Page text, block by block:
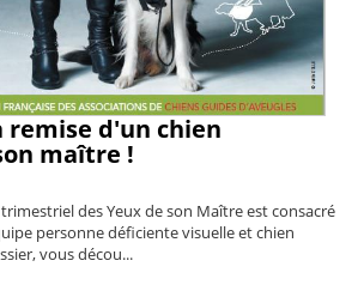
remise d'un chien
maître !
des Yeux de son Maître est consacré
personne déficiente visuelle et chien
vous décou...